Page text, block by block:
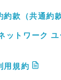
款（共通約款
ットワーク
用規約